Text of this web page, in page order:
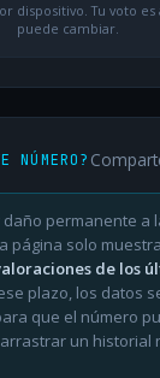
dispositivo. Tu voto es
puede cambiar.
NÚMERO?
daño permanente a
página solo muestra
de los
plazo, los datos
que el número
un historial